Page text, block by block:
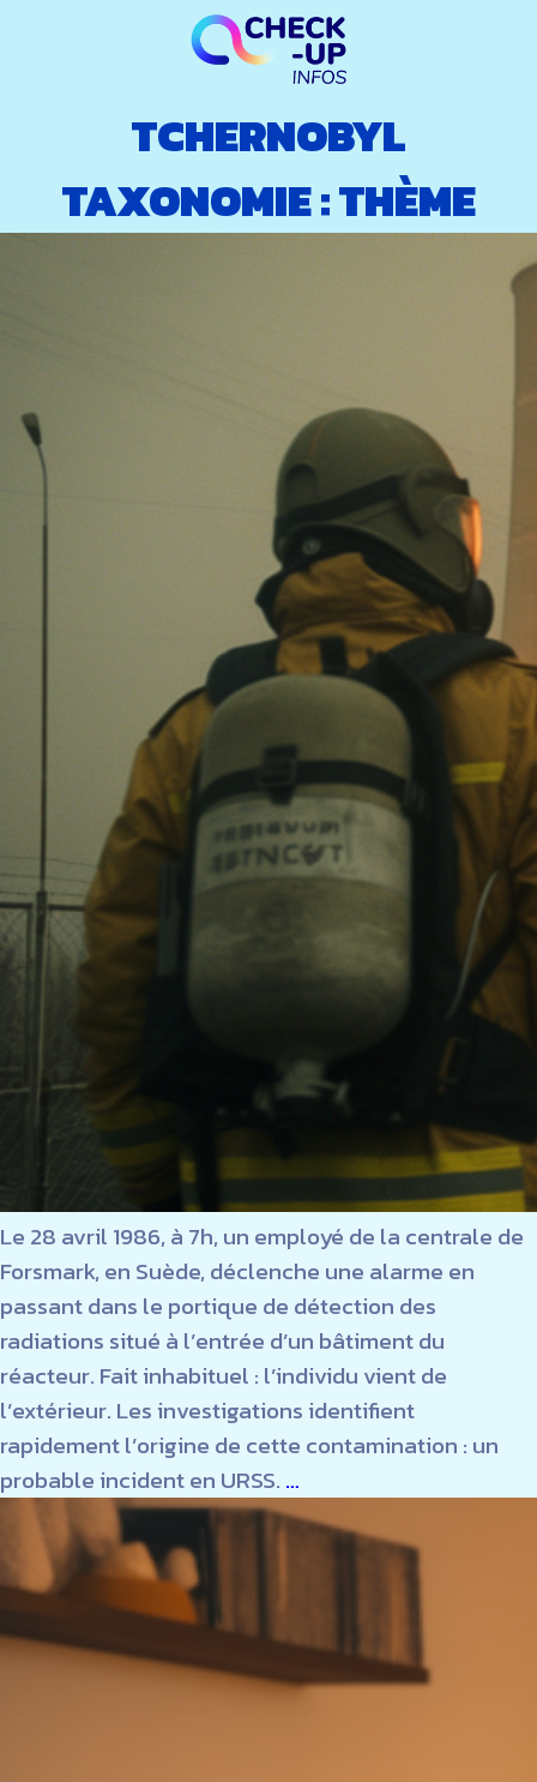
TCHERNOBYL
TAXONOMIE :THÈME
Le 28 avril 1986, à 7h, un employé de la centrale de
Forsmark, en Suède, déclenche une alarme en
passant dans le portique de détection des
radiations situé à l’entrée d’un bâtiment du
réacteur. Fait inhabituel : l’individu vient de
l’extérieur. Les investigations identifient
rapidement l’origine de cette contamination : un
probable incident en URSS. …